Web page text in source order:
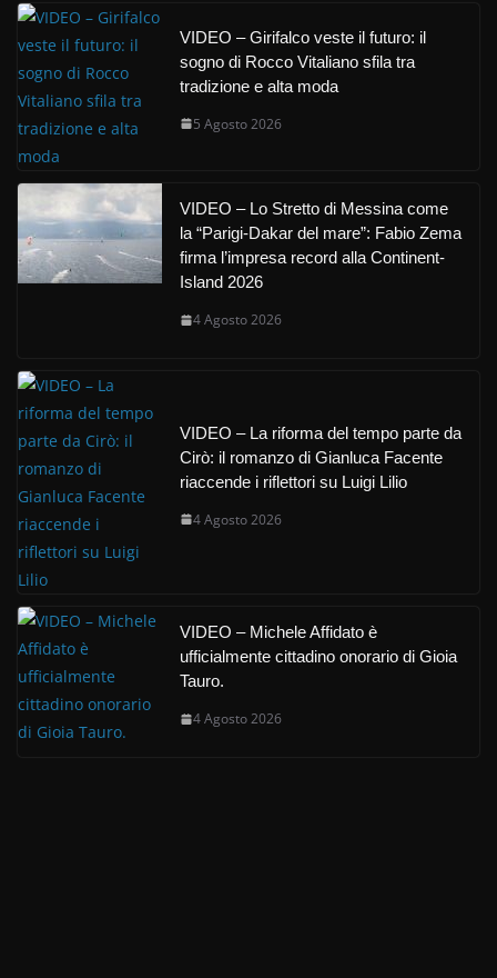
VIDEO – Girifalco veste il futuro: il
sogno di Rocco Vitaliano sfila tra
tradizione e alta moda
5 Agosto 2026
VIDEO – Lo Stretto di Messina come
la “Parigi-Dakar del mare”: Fabio Zema
firma l’impresa record alla Continent-
Island 2026
4 Agosto 2026
VIDEO – La riforma del tempo parte da
Cirò: il romanzo di Gianluca Facente
riaccende i riflettori su Luigi Lilio
4 Agosto 2026
VIDEO – Michele Affidato è
ufficialmente cittadino onorario di Gioia
Tauro.
4 Agosto 2026